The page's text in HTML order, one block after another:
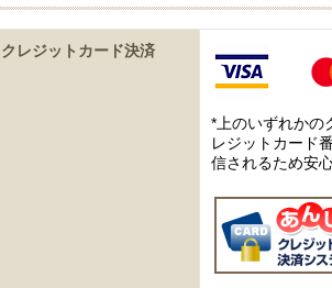
クレジットカード決済
*上のいずれかの
レジットカード
信されるため安心